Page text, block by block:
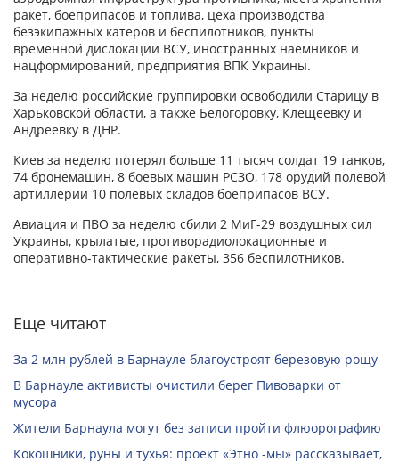
ракет, боеприпасов и топлива, цеха производства
безэкипажных катеров и беспилотников, пункты
временной дислокации ВСУ, иностранных наемников и
нацформирований, предприятия ВПК Украины.
За неделю российские группировки освободили Старицу в
Харьковской области, а также Белогоровку, Клещеевку и
Андреевку в ДНР.
Киев за неделю потерял больше 11 тысяч солдат 19 танков,
74 бронемашин, 8 боевых машин РСЗО, 178 орудий полевой
артиллерии 10 полевых складов боеприпасов ВСУ.
Авиация и ПВО за неделю сбили 2 МиГ-29 воздушных сил
Украины, крылатые, противорадиолокационные и
оперативно-тактические ракеты, 356 беспилотников.
Еще читают
За 2 млн рублей в Барнауле благоустроят березовую рощу
В Барнауле активисты очистили берег Пивоварки от
мусора
Жители Барнаула могут без записи пройти флюорографию
Кокошники, руны и тухья: проект «Этно -мы» рассказывает,